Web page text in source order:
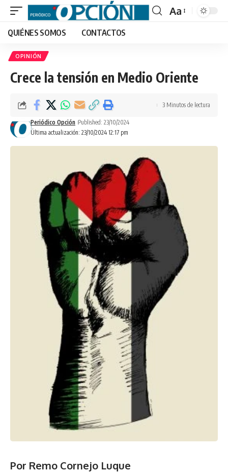
Font
Aa
QUIÉNES SOMOS CONTACTOS
OPINIÓN
Crece la tensión en Medio Oriente
Última actualización: 23/10/2024 12:17 pm
Periódico Opción Published: 23/10/2024
3 Minutos de lectura
Por Remo Cornejo Luque